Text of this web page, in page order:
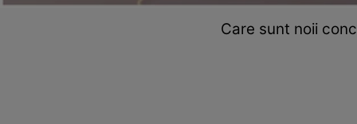
Care sunt noii